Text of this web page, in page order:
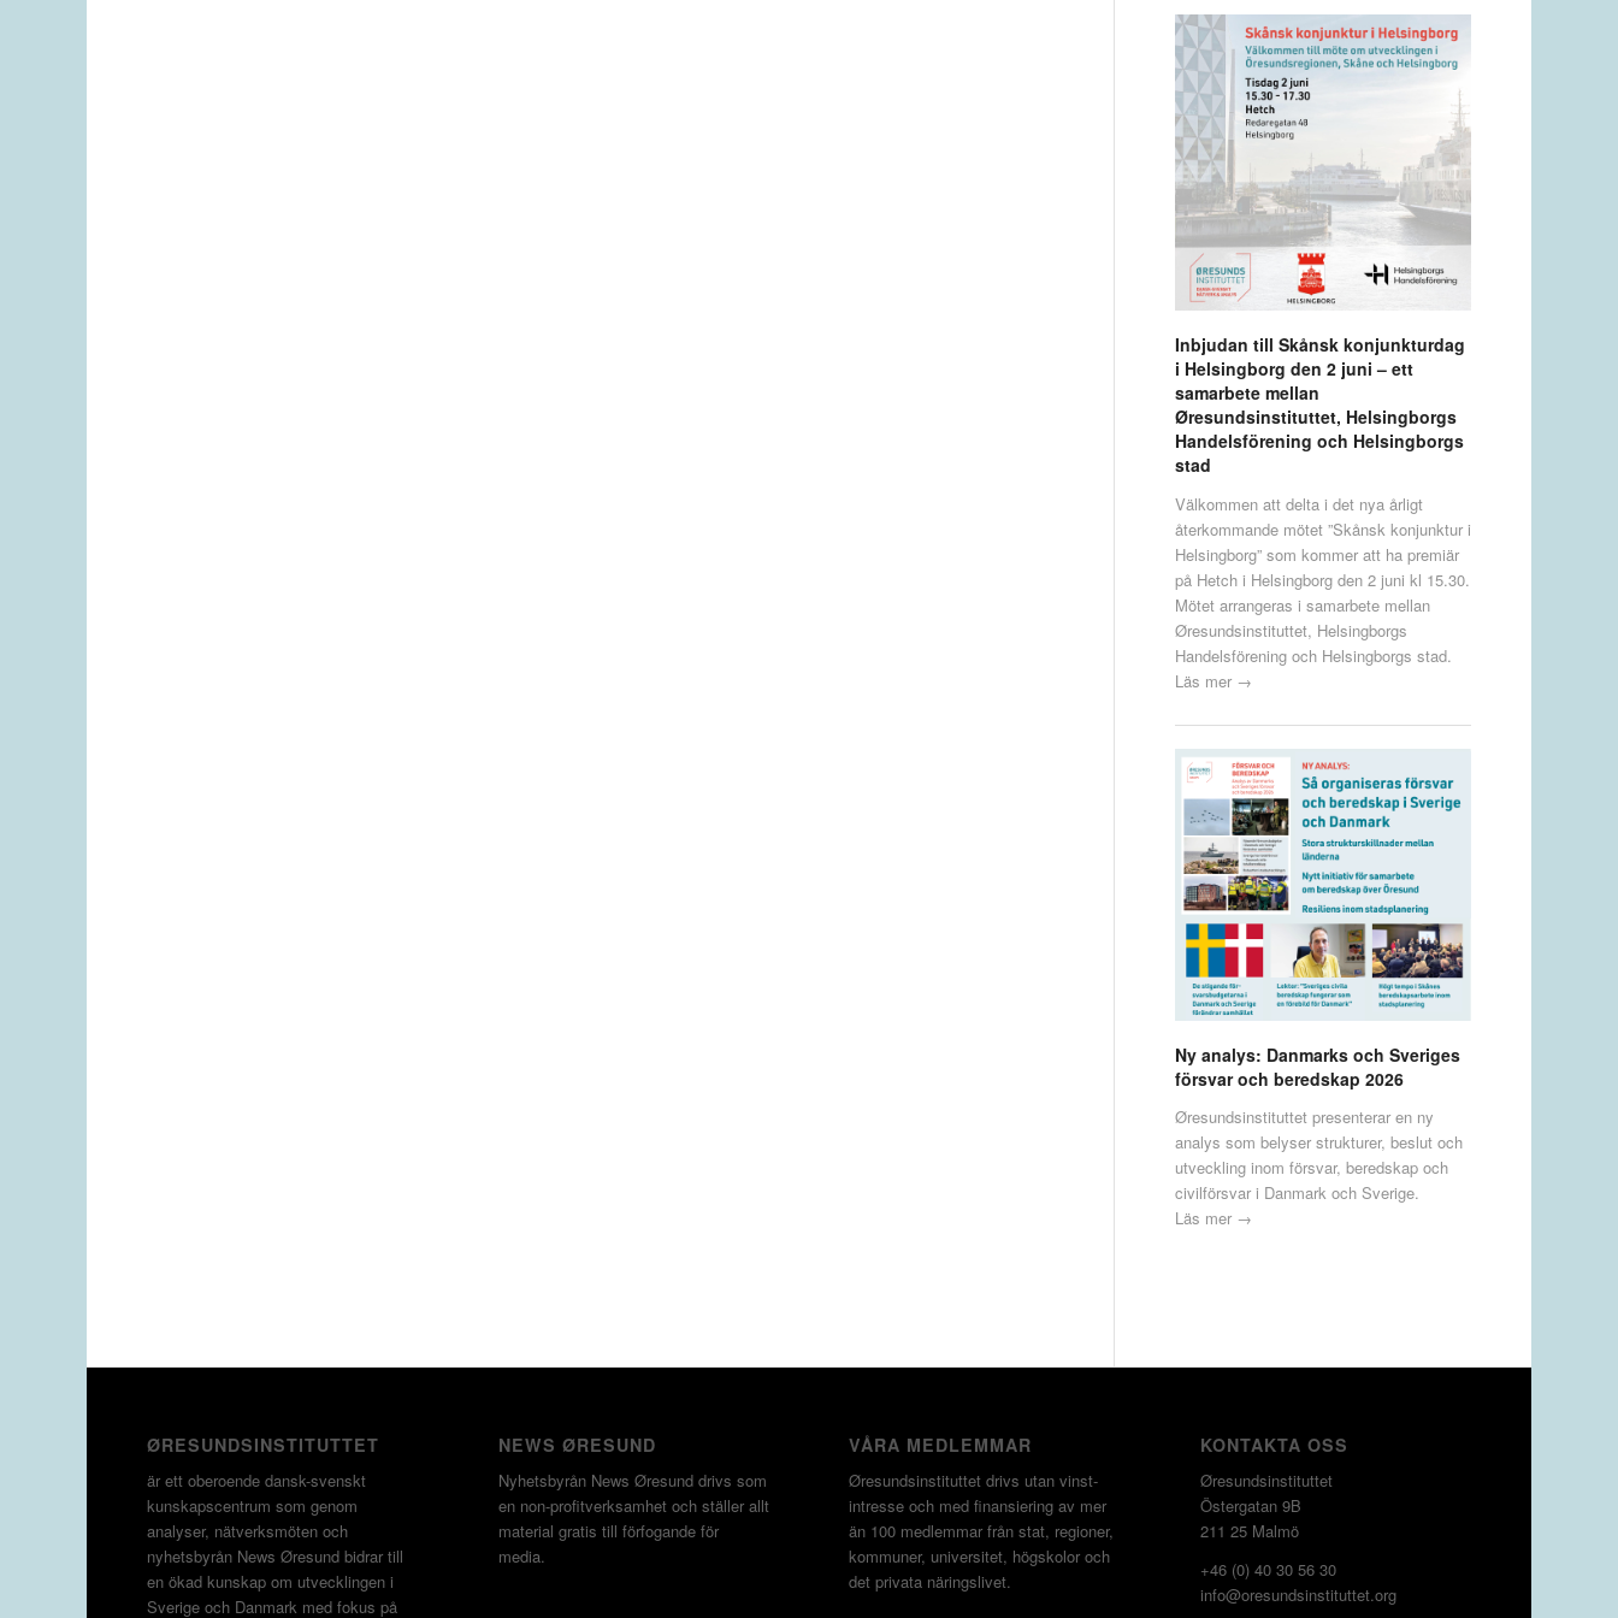
Inbjudan till Skånsk konjunkturdag
i Helsingborg den 2 juni – ett
samarbete mellan
Øresundsinstituttet, Helsingborgs
Handelsförening och Helsingborgs
stad
Välkommen att delta i det nya årligt
återkommande mötet ”Skånsk konjunktur i
Helsingborg” som kommer att ha premiär
på Hetch i Helsingborg den 2 juni kl 15.30.
Mötet arrangeras i samarbete mellan
Øresundsinstituttet, Helsingborgs
Handelsförening och Helsingborgs stad.
Läs mer →
Ny analys: Danmarks och Sveriges
försvar och beredskap 2026
Øresundsinstituttet presenterar en ny
analys som belyser strukturer, beslut och
utveckling inom försvar, beredskap och
civilförsvar i Danmark och Sverige.
Läs mer →
ØRESUNDSINSTITUTTET
är ett oberoende dansk-svenskt
kunskapscentrum som genom
analyser, nätverksmöten och
nyhetsbyrån News Øresund bidrar till
en ökad kunskap om utvecklingen i
Sverige och Danmark med fokus på
NEWS ØRESUND
Nyhetsbyrån News Øresund drivs som
en non-profitverksamhet och ställer allt
material gratis till förfogande för
media.
VÅRA MEDLEMMAR
Øresundsinstituttet drivs utan vinst­
intresse och med finansiering av mer
än 100 medlemmar från stat, regioner,
kommuner, universitet, högskolor och
det privata näringslivet.
KONTAKTA OSS
Øresundsinstituttet
Östergatan 9B
211 25 Malmö
+46 (0) 40 30 56 30
info@oresundsinstituttet.org